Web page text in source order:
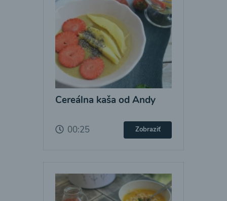
Cereálna kaša od Andy
00:25 Zobraziť